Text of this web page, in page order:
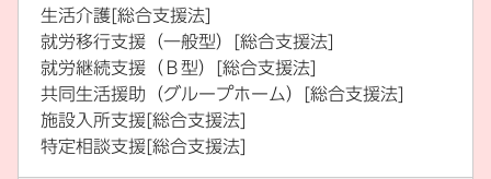
生活介護[総合支援法]
就労移行支援（一般型）[総合支援法]
就労継続支援（Ｂ型）[総合支援法]
共同生活援助（グループホーム）[総合支援法]
施設入所支援[総合支援法]
特定相談支援[総合支援法]